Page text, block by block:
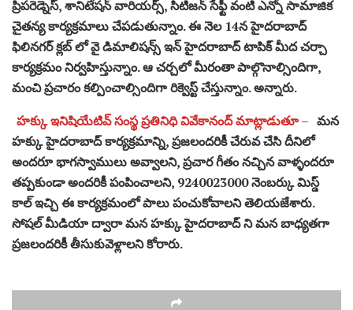
ప్రిపరెడ్నెస్, శానిటేషన్ వారియర్స్, సిటిజన్ సేఫ్టీ వంటి ఎన్నో సామాజిక
చైతన్య కార్యక్రమాలు చేపడుతున్నాం. ఈ నెల 14న హైదరాబాద్
ఫిలినగర్ క్లబ్ లో వై డిమాలిషన్స్ ఇన్ హైదరాబాద్ టాపిక్ మీద చర్చా
కార్యక్రమం నిర్వహిస్తున్నాం. ఆ చర్చలో మీరంతా పాల్గొనాల్సిందిగా,
మంచి ప్రచారం కల్పించాల్సిందిగా రిక్వెస్ట్ చేస్తున్నాం. అన్నారు.
హక్కు ఇనిషియేటివ్ సంస్థ ప్రతినిధి వివేకానంద్ మాట్లాడుతూ – మన
హక్కు హైదరాబాద్ కార్యక్రమాన్ని, ప్రజలందరికీ చేరువ చేసి దీనిలో
అందరూ భాగస్వాములు అవ్వాలని, ప్రచార గీతం నచ్చిన వాళ్ళందరూ
తప్పకుండా అందరికీ పంపించాలని, 9240023000 నెంబర్కు మిస్డ్
కాల్ ఇచ్చి ఈ కార్యక్రమంలో పాలు పంచుకోవాలని తెలియజేశారు.
సోషల్ మీడియా ద్వారా మన హక్కు హైదరాబాద్ ని మన బాధ్యతగా
ప్రజలందరికీ తీసుకువెళ్లాలని కోరారు.